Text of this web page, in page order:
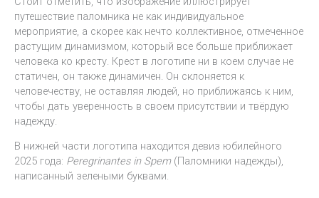
путешествие паломника не как индивидуальное
мероприятие, а скорее как нечто коллективное, отмеченное
растущим динамизмом, который все больше приближает
человека ко кресту. Крест в логотипе ни в коем случае не
статичен, он также динамичен. Он склоняется к
человечеству, не оставляя людей, но приближаясь к ним,
чтобы дать уверенность в своем присутствии и твёрдую
надежду.
В нижней части логотипа находится девиз юбилейного
2025 года: Peregrinantes in Spem(Паломники надежды),
написанный зелеными буквами.